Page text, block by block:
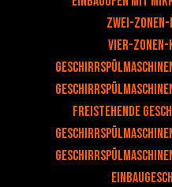
Zwei-
Vier-
Freistehende